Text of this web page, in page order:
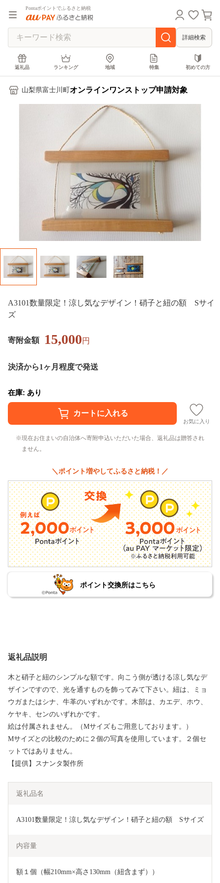
Pontaポイントでふるさと納税
詳細検索
返礼品 ランキング 地域 特集 初めての方
山梨県富士川町 オンラインワンストップ申請対象
A3101数量限定！涼し気なデザイン！硝子と紐の額 Sサイ
ズ
寄附金額 15,000円
決済から1ヶ月程度で発送
在庫: あり
お気に入り
現在お住まいの自治体へ寄附申込いただいた場合、返礼品は贈答され
ません。
＼ポイント増やしてふるさと納税！／
ポイント交換所はこちら
返礼品説明
木と硝子と紐のシンプルな額です。向こう側が透ける涼し気なデ
ザインですので、光を通すものを飾ってみて下さい。紐は、ミョ
ウガまたはシナ、牛革のいずれかです。木部は、カエデ、ホウ、
ケヤキ、センのいずれかです。
絵は付属されません。（Mサイズもご用意しております。）
Mサイズとの比較のために２個の写真を使用しています。２個セ
ットではありません。
【提供】スナンタ製作所
返礼品名
A3101数量限定！涼し気なデザイン！硝子と紐の額　Sサイズ
内容量
額１個（幅210mm×高さ130mm（紐含まず））